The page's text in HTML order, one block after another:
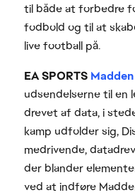
til både at forbedre
fodbold og til at
live football på.
EA SPORTSMadden
udsendelserne til en
drevet af data, i
kamp udfolder sig,
medrivende,
der blander
ved at indføre